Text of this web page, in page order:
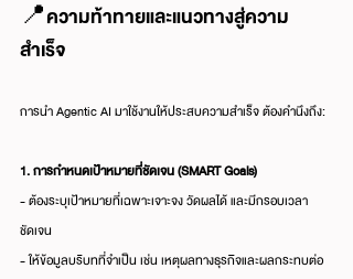
📍ความท้าทายและแนวทางสู่ความ
สำเร็จ
การนำ Agentic AI มาใช้งานให้ประสบความสำเร็จ ต้องคำนึงถึง:
1. การกำหนดเป้าหมายที่ชัดเจน (SMART Goals)
- ต้องระบุเป้าหมายที่เฉพาะเจาะจง วัดผลได้ และมีกรอบเวลา
ชัดเจน
- ให้ข้อมูลบริบทที่จำเป็น เช่น เหตุผลทางธุรกิจและผลกระทบต่อ